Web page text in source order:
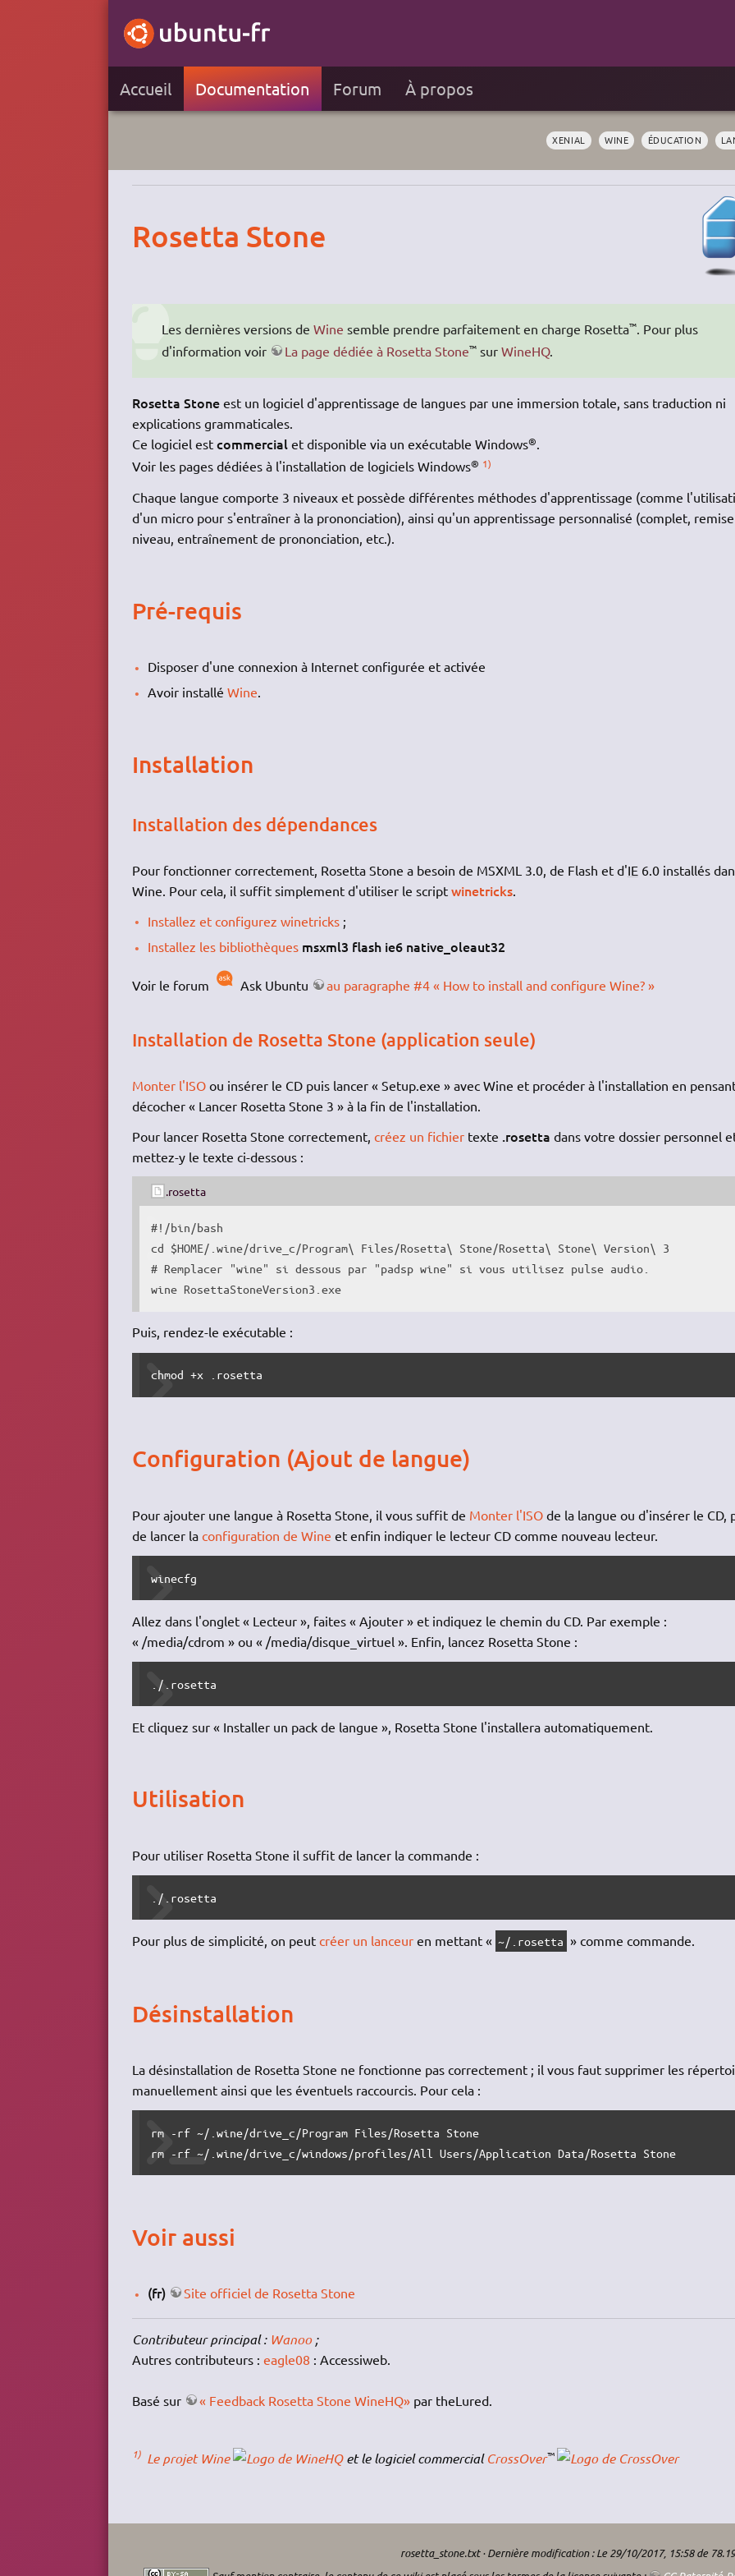
Accueil Documentation Forum À propos
XENIAL WINE ÉDUCATION
Rosetta Stone
Les dernières versions de Wine semble prendre parfaitement en charge Rosetta™. Pour plus
d'information voir
La page dédiée à Rosetta Stone™sur WineHQ.
Rosetta Stoneest un logiciel d'apprentissage de langues par une immersion totale, sans traduction ni
explications grammaticales.
Ce logiciel est commercial et disponible via un exécutable Windows®
Voir les pages dédiées à l'installation de logiciels Windows® 1)
Chaque langue comporte 3 niveaux et possède différentes méthodes d'apprentissage (comme
d'un micro pour s'entraîner à la prononciation), ainsi qu'un apprentissage personnalisé (complet,
niveau, entraînement de prononciation, etc.).
Pré-requis
Disposer d'une connexion à Internet configurée et activée
Avoir installéWine.
Installation
Installation des dépendances
Pour fonctionner correctement, Rosetta Stone a besoin de MSXML 3.0, de Flash et d'IE6.0 installés
Wine. Pour cela, il suffit simplement d'utiliser le script winetricks.
Installez et configurez winetricks ;
Installez les bibliothèques msxml3 flash ie6 native_oleaut32
Voir le forum Ask Ubuntu au paragraphe #4 « How to install and configure Wine? »
Installation de Rosetta Stone (application seule)
Monter l'ISOou insérer le CD puis lancer « Setup.exe » avec Wine et procéder à l'installation en
décocher « Lancer Rosetta Stone 3 » à la fin de l'installation.
Pour lancer Rosetta Stone correctement, créez un fichiertexte .rosetta dans votre dossier personnel
mettez-y le texte ci-dessous :
.rosetta
#!/bin/bash
cd $HOME/ .wine/drive_c/Program\ Files/Rosetta\ Stone/Rosetta\ Stone\ Version\ 3
# Remplacer "wine" si dessous par "padsp wine" si vous utilisez pulse audio.
wine RosettaStoneVersion3.exe
Puis, rendez-le exécutable :
chmod +x .rosetta
Configuration (Ajout de langue)
Pour ajouter une langue à Rosetta Stone, il vous suffit de Monter l'ISOde la langue ou d'insérer le CD,
de lancer la configuration de Wine et enfin indiquer le lecteur CD comme nouveau lecteur.
winecfg
Allez dans l'onglet « Lecteur », faites « Ajouter » et indiquez le chemin du CD. Par exemple :
« /media/cdrom » ou « /media/disque_virtuel ». Enfin, lancez Rosetta Stone :
./.rosetta
Et cliquez sur « Installer un pack de langue », Rosetta Stone l'installera automatiquement.
Utilisation
Pour utiliser Rosetta Stone il suffit de lancer la commande :
./.rosetta
Pour plus de simplicité, on peut créer un lanceuren mettant « ~/.rosetta » comme commande.
Désinstallation
La désinstallation de Rosetta Stone ne fonctionne pas correctement ; il vous faut supprimer les
manuellement ainsi que les éventuels raccourcis. Pour cela :
rm -rf ~/ .wine/drive_c/Program Files/
rm -rf ~/ .wine/drive_c/windows/profiles/All Users/Application Data/Rosetta Stone
Voir aussi
(fr) Site officiel de Rosetta Stone
Contributeur principal : Wanoo;
Autres contributeurs : eagle08 : Accessiweb.
Basé sur « Feedback Rosetta Stone WineHQ»par theLured.
1) Le projet Wine et le logiciel commercialCrossOver™
rosetta_stone.txt· Dernière modification : Le 29/10/2017, 15:58 de